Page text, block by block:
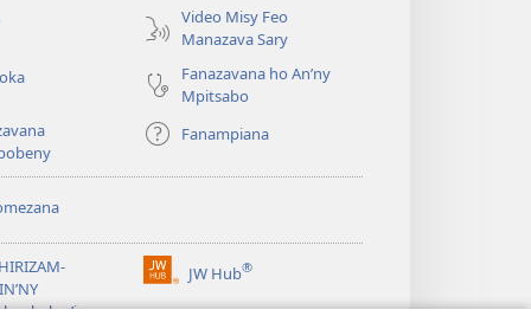
Video Misy Feo
Manazava Sary
Fanazavana ho An’ny
Mpitsabo
Fanampiana
JW Hub®
(manokatra
rohy)